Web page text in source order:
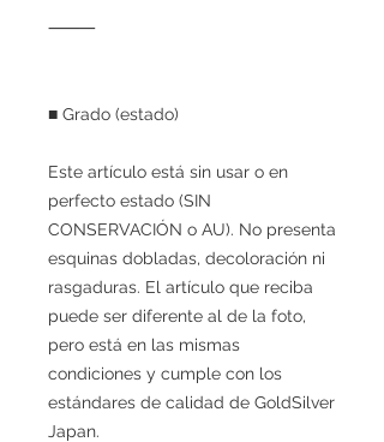
⸻
■ Grado (estado)
Este artículo está sin usar o en
perfecto estado (SIN
CONSERVACIÓN o AU). No presenta
esquinas dobladas, decoloración ni
rasgaduras. El artículo que reciba
puede ser diferente al de la foto,
pero está en las mismas
condiciones y cumple con los
estándares de calidad de GoldSilver
Japan.